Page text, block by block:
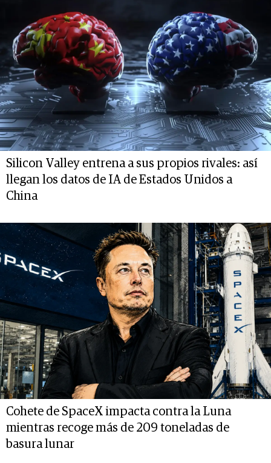
Silicon Valley entrena a sus propios rivales: así
llegan los datos de IA de Estados Unidos a
China
Cohete de SpaceX impacta contra la Luna
mientras recoge más de 209 toneladas de
basura lunar